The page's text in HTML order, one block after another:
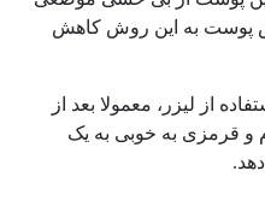
پوست به این روش کاهش
از لیزر، معمولا بعد از
و قرمزی به خوبی به یک